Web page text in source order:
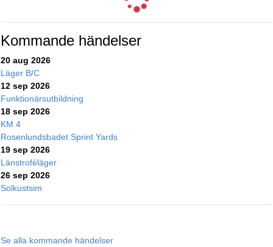
Kommande händelser
20 aug 2026
Läger B/C
12 sep 2026
Funktionärsutbildning
18 sep 2026
KM 4
Rosenlundsbadet Sprint Yards
19 sep 2026
Länstroféläger
26 sep 2026
Solkustsim
Se alla kommande händelser